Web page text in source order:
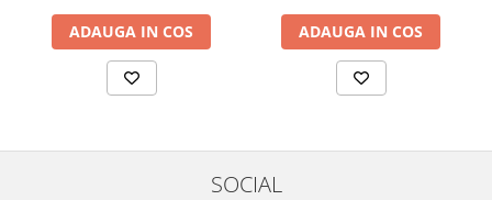
Penare
Pensule scolare
Picuri si corectoare
Plicuri
ADAUGA IN COS ADAUGA IN COS
SOCIAL